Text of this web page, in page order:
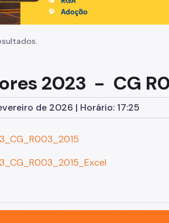
2023 - CG
de 2026 | Horário: 17:25
resiliente e sustentável